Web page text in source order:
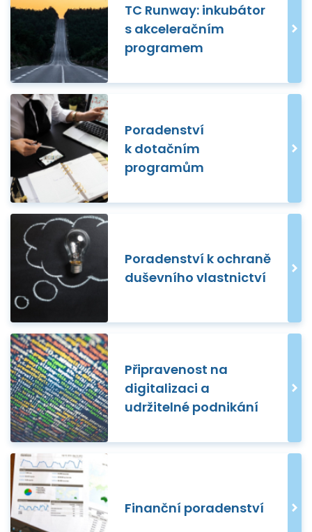
TC Runway: inkubátor
s akceleračním
programem
Poradenství
k dotačním
programům
Poradenství k ochraně
duševního vlastnictví
Připravenost na
digitalizaci a
udržitelné podnikání
Finanční poradenství